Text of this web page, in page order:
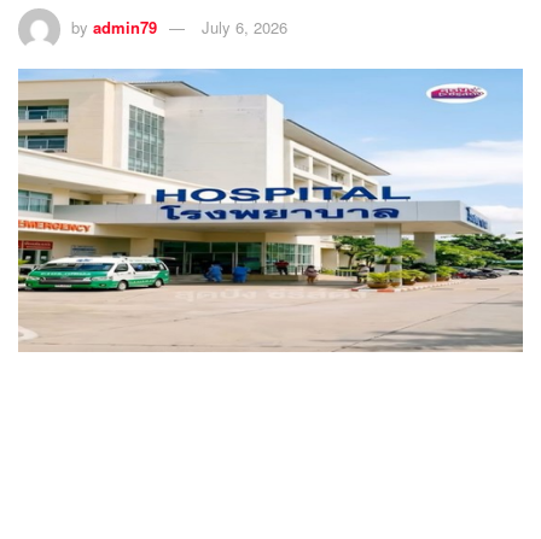
by admin79 July 6, 2026